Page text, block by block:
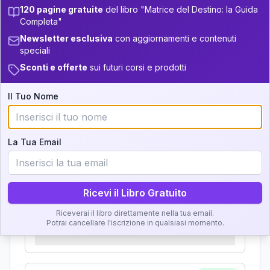
13.5-14 +3 8
14-16
17.5-18.5 +4 12
18.5-19 +6 19
33.5-34
34-36
37.5-38.5
38.5-39
Zone della Matrice:
Analisi, Significato e
GRATIS
Zona del Ritratto
Karma Genitore-Figlio
120 pagine gratuite del libro "Matrice del Destino: la Guida
Completa"
Newsletter esclusiva con aggiornamenti e contenuti
speciali
Sconti e offerte sui futuri corsi e prodotti
Il Tuo Nome
La Tua Email
Ricevi il Libro Gratuito
Riceverai il libro direttamente nella tua email.
Potrai cancellare l'iscrizione in qualsiasi momento.